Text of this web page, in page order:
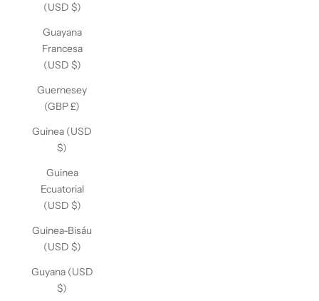
(USD $)
Guayana
Francesa
(USD $)
Guernesey
(GBP £)
Guinea (USD
$)
Guinea
Ecuatorial
(USD $)
Guinea-Bisáu
(USD $)
Guyana (USD
$)